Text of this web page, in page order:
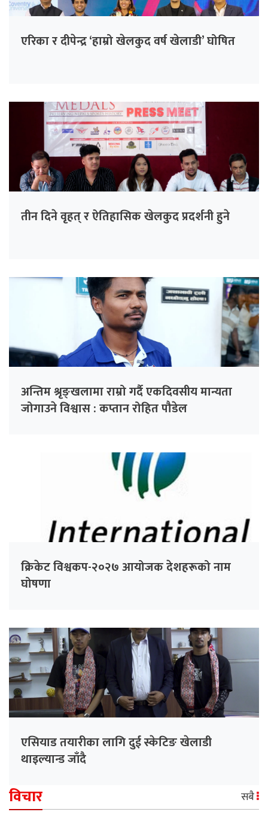
एरिका र दीपेन्द्र ‘हाम्रो खेलकुद वर्ष खेलाडी’ घोषित
तीन दिने वृहत् र ऐतिहासिक खेलकुद प्रदर्शनी हुने
अन्तिम श्रृङ्खलामा राम्रो गर्दै एकदिवसीय मान्यता
जोगाउने विश्वास : कप्तान रोहित पौडेल
क्रिकेट विश्वकप-२०२७ आयोजक देशहरूको नाम
घोषणा
एसियाड तयारीका लागि दुई स्केटिङ खेलाडी
थाइल्यान्ड जाँदै
विचार सबै